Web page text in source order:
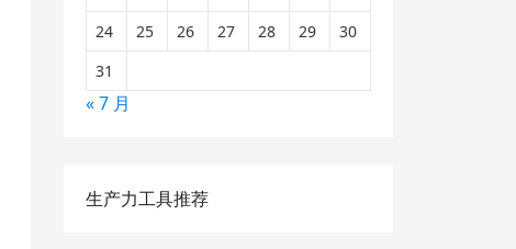
24
25 26 27 28 29
30
31
« 7 月
生产力工具推荐